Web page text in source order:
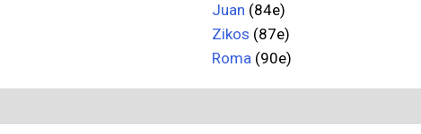
Juan (84e)
Zikos (87e)
Roma (90e)